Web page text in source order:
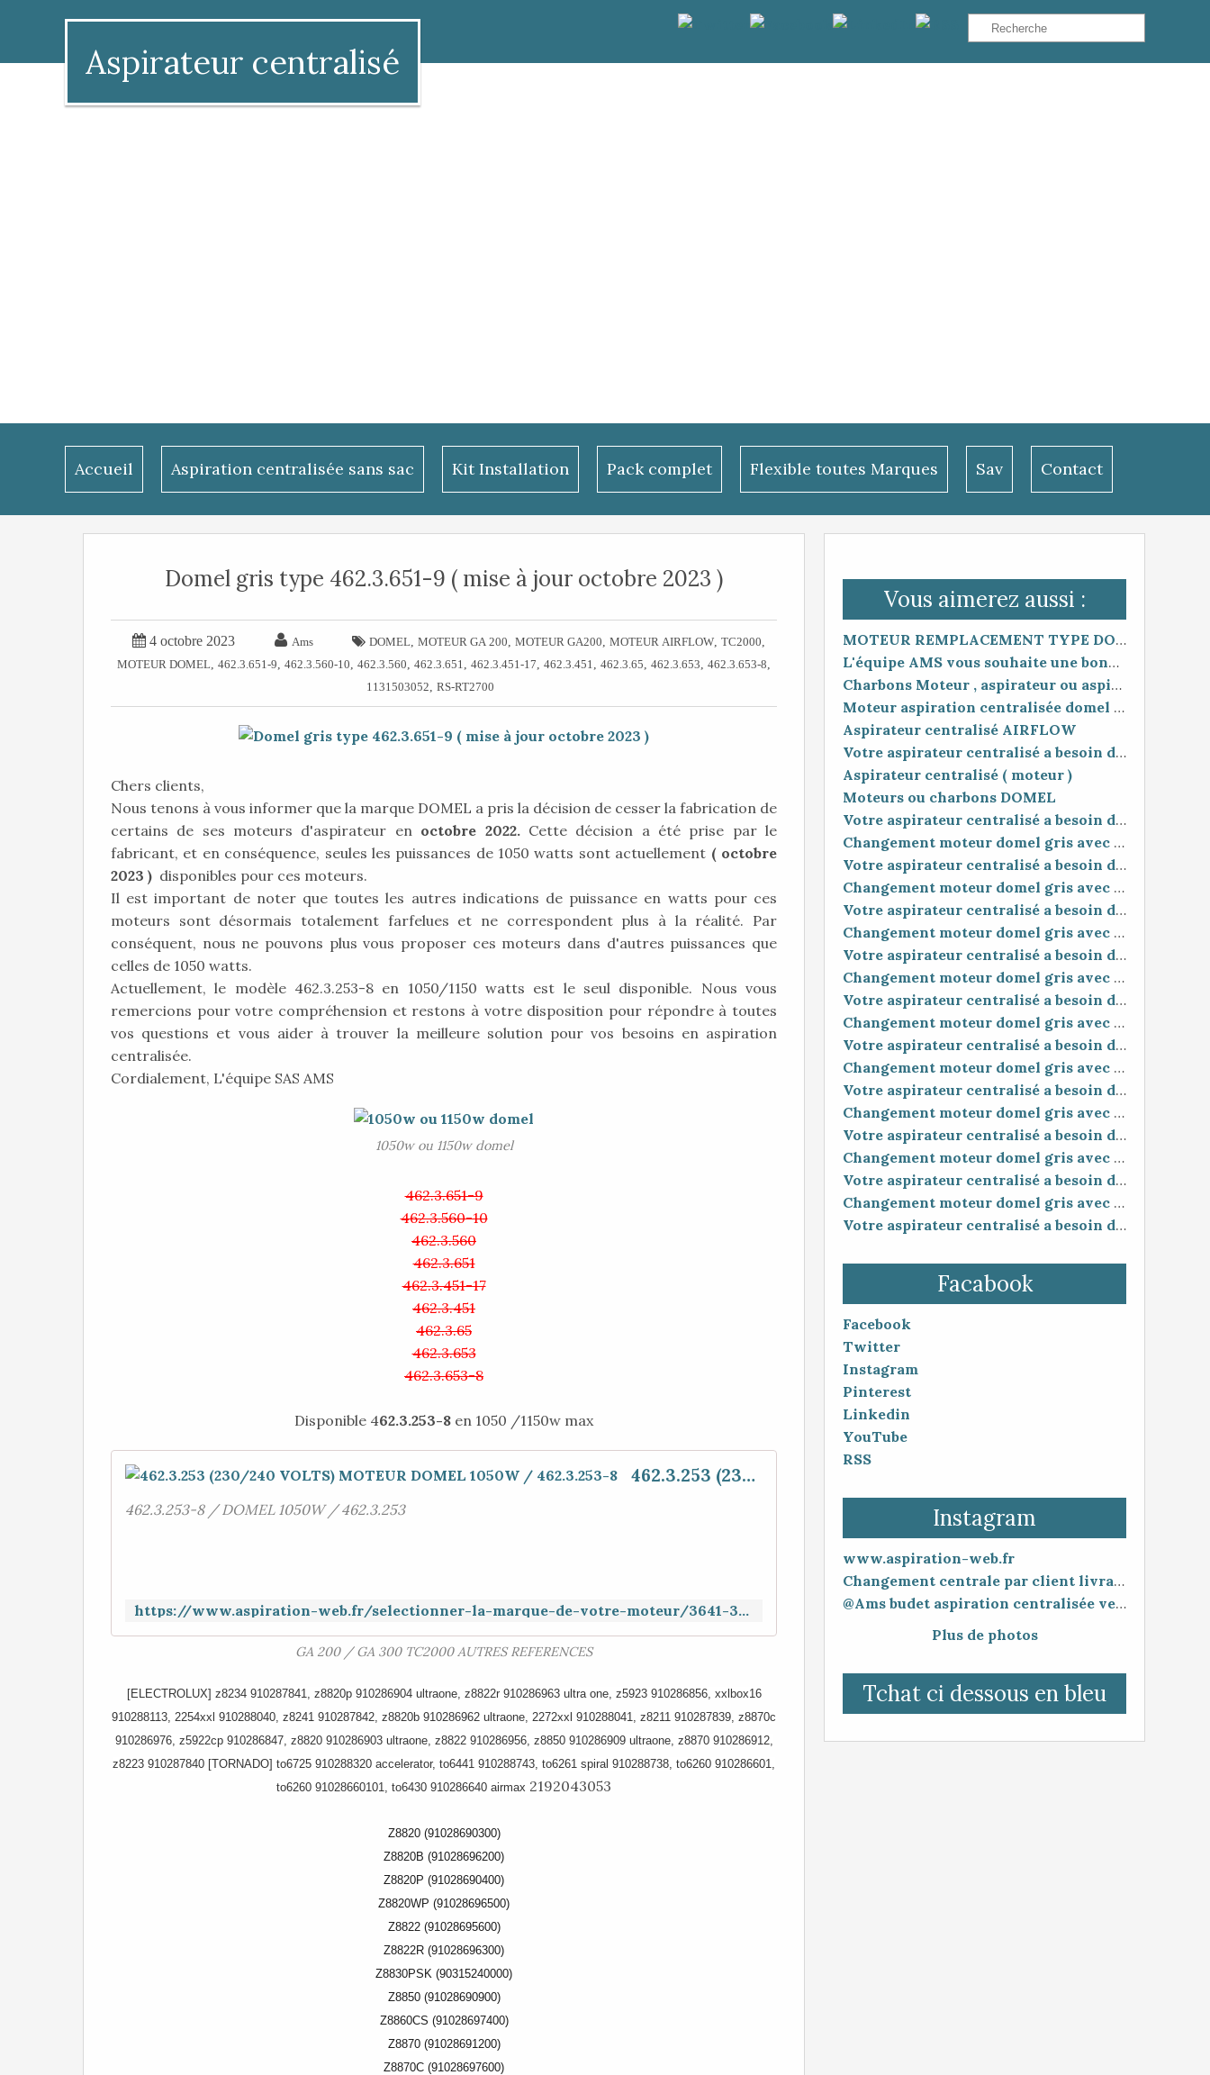
Aspirateur centralisé
Accueil Aspiration centralisée sans sac Kit Installation Pack complet Flexible toutes Marques Sav Contact
Vous aimerez aussi :
MOTEUR REMPLACEMENT TYPE DOMEL 462 .... 1400W
L'équipe AMS vous souhaite une bonne année 🙂
Charbons Moteur , aspirateur ou aspiration centralisée
Moteur aspiration centralisée domel ou ametek
Aspirateur centralisé AIRFLOW
Votre aspirateur centralisé a besoin d'un petit coup de pouce ?
Aspirateur centralisé ( moteur )
Moteurs ou charbons DOMEL
Votre aspirateur centralisé a besoin d'un petit coup de pouce ?
Changement moteur domel gris avec un moteur blanc domel
Votre aspirateur centralisé a besoin d'un petit coup de pouce ?
Changement moteur domel gris avec un moteur blanc domel
Votre aspirateur centralisé a besoin d'un petit coup de pouce ?
Changement moteur domel gris avec un moteur blanc domel
Votre aspirateur centralisé a besoin d'un petit coup de pouce ?
Changement moteur domel gris avec un moteur blanc domel
Votre aspirateur centralisé a besoin d'un petit coup de pouce ?
Changement moteur domel gris avec un moteur blanc domel
Votre aspirateur centralisé a besoin d'un petit coup de pouce ?
Changement moteur domel gris avec un moteur blanc domel
Votre aspirateur centralisé a besoin d'un petit coup de pouce ?
Changement moteur domel gris avec un moteur blanc domel
Votre aspirateur centralisé a besoin d'un petit coup de pouce ?
Changement moteur domel gris avec un moteur blanc domel
Votre aspirateur centralisé a besoin d'un petit coup de pouce ?
Changement moteur domel gris avec un moteur blanc domel
Votre aspirateur centralisé a besoin d'un petit coup de pouce ?
Facabook
Facebook
Twitter
Instagram
Pinterest
Linkedin
YouTube
RSS
Instagram
www.aspiration-web.fr
Changement centrale par client livraison 48h mise en service 30 minutes
@Ams budet aspiration centralisée vente en ligne www.aspiration-web.fr
Plus de photos
Tchat ci dessous en bleu
Domel gris type 462.3.651-9 ( mise à jour octobre 2023 )
 4 octobre 2023  Ams  DOMEL MOTEUR GA 200 MOTEUR GA200 MOTEUR AIRFLOW, TC2000
MOTEUR DOMEL 462.3.651-9 462.3.560-10 462.3.560 462.3.651 462.3.451-17 462.3.451 462.3.65 462.3.653 462.3.653-8
1131503052 RS-RT2700
Chers clients,
Nous tenons à vous informer que la marque DOMEL a pris la décision de cesser la fabrication de
certains de ses moteurs d'aspirateur en octobre 2022.Cette décision a été prise par le
fabricant, et en conséquence, seules les puissances de 1050 watts sont actuellement ( octobre
2023 ) disponibles pour ces moteurs.
Il est important de noter que toutes les autres indications de puissance en watts pour ces
moteurs sont désormais totalement farfelues et ne correspondent plus à la réalité. Par
conséquent, nous ne pouvons plus vous proposer ces moteurs dans d'autres puissances que
celles de 1050 watts.
Actuellement, le modèle 462.3.253-8 en 1050/1150 watts est le seul disponible. Nous vous
remercions pour votre compréhension et restons à votre disposition pour répondre à toutes
vos questions et vous aider à trouver la meilleure solution pour vos besoins en aspiration
centralisée.
Cordialement, L'équipe SAS AMS
1050w ou 1150w domel
462.3.651-9
462.3.560-10
462.3.560
462.3.651
462.3.451-17
462.3.451
462.3.65
462.3.653
462.3.653-8
Disponible 462.3.253-8 en 1050 /1150w max
462.3.253 (230/240 VOLTS) MOTEUR DOMEL 1050W / 462.3.253-8
462.3.253-8 / DOMEL 1050W / 462.3.253
https://www.aspiration-web.fr/selectionner-la-marque-de-votre-moteur/3641-3253-8-1050w-1150w.html
GA 200 / GA 300 TC2000 AUTRES REFERENCES
[ELECTROLUX] z8234 910287841, z8820p 910286904 ultraone, z8822r 910286963 ultra one, z5923 910286856, xxlbox16
910288113, 2254xxl 910288040, z8241 910287842, z8820b 910286962 ultraone, 2272xxl 910288041, z8211 910287839, z8870c
910286976, z5922cp 910286847, z8820 910286903 ultraone, z8822 910286956, z8850 910286909 ultraone, z8870 910286912,
z8223 910287840 [TORNADO] to6725 910288320 accelerator, to6441 910288743, to6261 spiral 910288738, to6260 910286601,
to6260 91028660101, to6430 910286640 airmax 2192043053
Z8820 (91028690300)
Z8820B (91028696200)
Z8820P (91028690400)
Z8820WP (91028696500)
Z8822 (91028695600)
Z8822R (91028696300)
Z8830PSK (90315240000)
Z8850 (91028690900)
Z8860CS (91028697400)
Z8870 (91028691200)
Z8870C (91028697600)